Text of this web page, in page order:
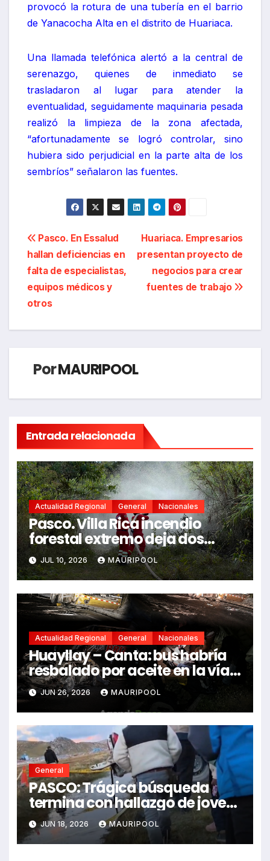
provocó la rotura de una tubería en el barrio
de Yanacocha Alta en el distrito de Huariaca.
Una llamada telefónica alertó a la central de
serenazgo, quienes de inmediato se
trasladaron al lugar para atender la
eventualidad, seguidamente maquinaria pesada
realizó la limpieza de la zona afectada,
“afortunadamente se logró controlar, sino
hubiera sido perjudicial en la parte alta de los
sembríos” señalaron las fuentes.
Navegación
de
entradas
Huariaca. Empresarios
presentan proyecto de
negocios para crear
fuentes de trabajo
Pasco. En Essalud
hallan deficiencias en
falta de especialistas,
equipos médicos y
otros
PorMAURIPOOL
Entrada relacionada
Actualidad Regional General Nacionales
Pasco. Villa Rica incendio
forestal extremo deja dos
fallecidos y heridos
JUL 10, 2026 MAURIPOOL
Actualidad Regional General Nacionales
Huayllay – Canta: bus habría
resbalado por aceite en la vía e
impactó auto siniestrado
dejando dos fallecidos
JUN 26, 2026 MAURIPOOL
General
PASCO: Trágica búsqueda
termina con hallazgo de joven
sin vida en Rancas
JUN 18, 2026 MAURIPOOL